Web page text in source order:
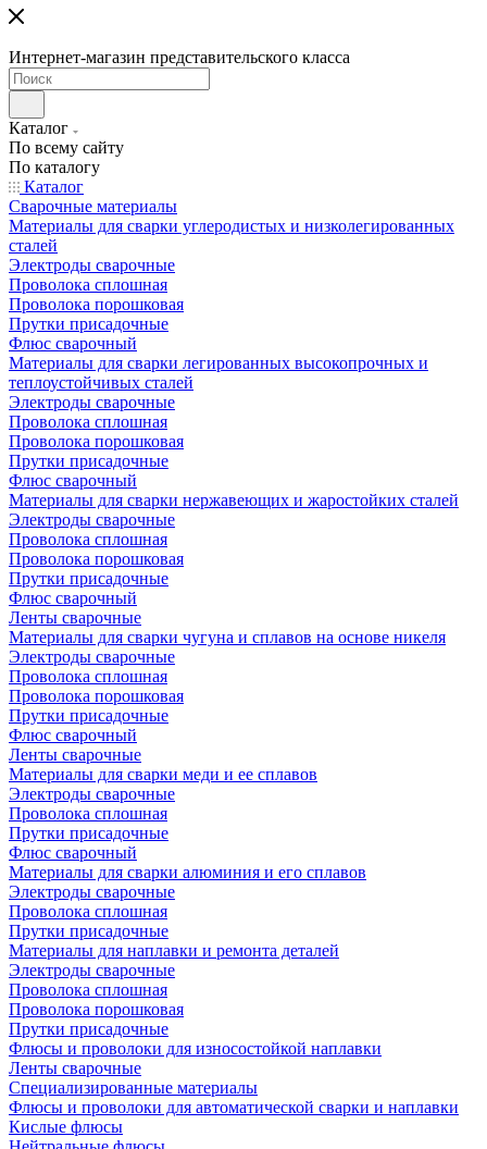
Интернет-магазин представительского класса
Каталог
По всему сайту
По каталогу
Каталог
Сварочные материалы
Материалы для сварки углеродистых и низколегированных
сталей
Электроды сварочные
Проволока сплошная
Проволока порошковая
Прутки присадочные
Флюс сварочный
Материалы для сварки легированных высокопрочных и
теплоустойчивых сталей
Электроды сварочные
Проволока сплошная
Проволока порошковая
Прутки присадочные
Флюс сварочный
Материалы для сварки нержавеющих и жаростойких сталей
Электроды сварочные
Проволока сплошная
Проволока порошковая
Прутки присадочные
Флюс сварочный
Ленты сварочные
Материалы для сварки чугуна и сплавов на основе никеля
Электроды сварочные
Проволока сплошная
Проволока порошковая
Прутки присадочные
Флюс сварочный
Ленты сварочные
Материалы для сварки меди и ее сплавов
Электроды сварочные
Проволока сплошная
Прутки присадочные
Флюс сварочный
Материалы для сварки алюминия и его сплавов
Электроды сварочные
Проволока сплошная
Прутки присадочные
Материалы для наплавки и ремонта деталей
Электроды сварочные
Проволока сплошная
Проволока порошковая
Прутки присадочные
Флюсы и проволоки для износостойкой наплавки
Ленты сварочные
Специализированные материалы
Флюсы и проволоки для автоматической сварки и наплавки
Кислые флюсы